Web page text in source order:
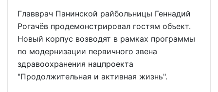
Главврач Панинской райбольницы Геннадий
Рогачёв продемонстрировал гостям объект.
Новый корпус возводят в рамках программы
по модернизации первичного звена
здравоохранения нацпроекта
"Продолжительная и активная жизнь".